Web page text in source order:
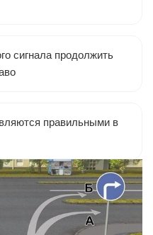
сигнала продолжить
правильными в